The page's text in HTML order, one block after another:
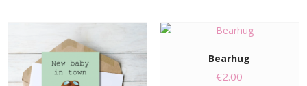
Bearhug
€2.00